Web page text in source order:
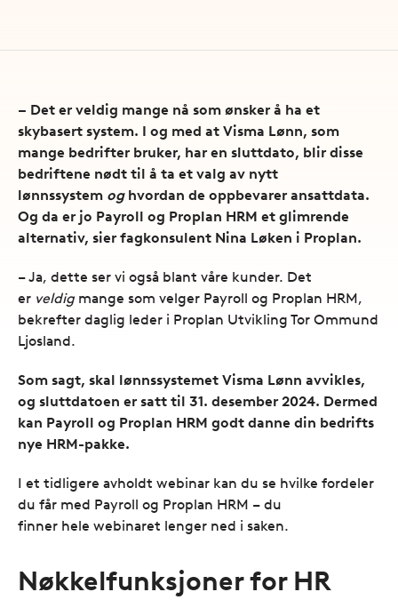
– Det er veldig mange nå som ønsker å ha et
skybasert system. I og med at Visma Lønn, som
mange bedrifter bruker, har en sluttdato, blir disse
bedriftene nødt til å ta et valg av nytt
lønnssystem oghvordan de oppbevarer ansattdata.
Og da er jo Payroll og Proplan HRM et glimrende
alternativ, sier fagkonsulent Nina Løken i Proplan.
– Ja, dette ser vi også blant våre kunder. Det
er veldig mange som velger Payroll og Proplan HRM,
bekrefter daglig leder i Proplan Utvikling Tor Ommund
Ljosland.
Som sagt, skal lønnssystemet Visma Lønn avvikles,
og sluttdatoen er satt til 31. desember 2024. Dermed
kan Payroll og Proplan HRM godt danne din bedrifts
nye HRM-pakke.
I et tidligere avholdt webinar kan du se hvilke fordeler
du får med Payroll og Proplan HRM – du
finner hele webinaret lenger ned i saken.
Nøkkelfunksjoner for HR